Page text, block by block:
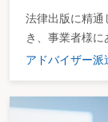
法律出版に精通
き、事業者様に
アドバイザー派